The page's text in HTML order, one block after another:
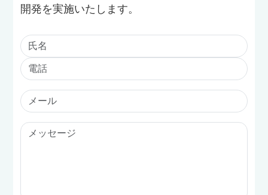
開発を実施いたします。